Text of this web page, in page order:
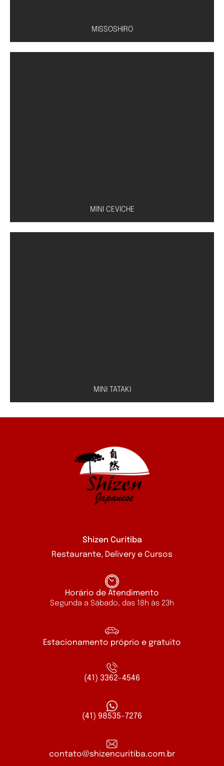
MISSOSHIRO
MINI CEVICHE
MINI TATAKI
Peixe à escolha (salmão, atum ou peixe branco)
com molho especial de shoyu e limão
Shizen Curitiba
Restaurante, Delivery e Cursos
Horário de Atendimento
Segunda a Sábado, das 18h às 23h
Estacionamento próprio e gratuito
(41) 3362-4546
(41) 98535-7276
contato@shizencuritiba.com.br